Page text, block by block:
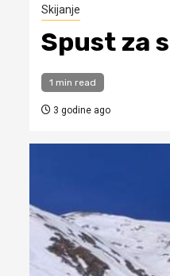
Skijanje
Spust za
1 min read
3 godine ago